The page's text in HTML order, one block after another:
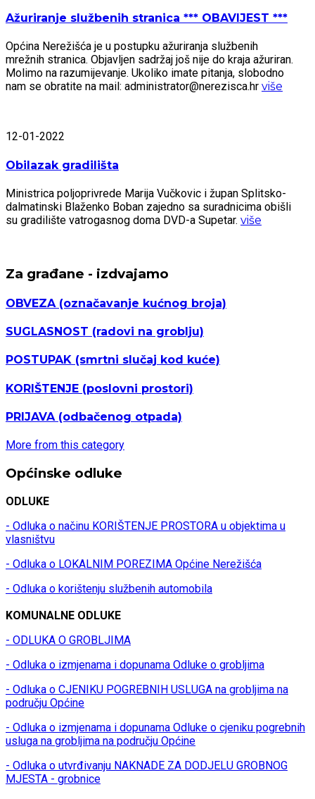
Ažuriranje službenih stranica *** OBAVIJEST ***
Općina Nerežišća je u postupku ažuriranja službenih
mrežnih stranica. Objavljen sadržaj još nije do kraja ažuriran.
Molimo na razumijevanje. Ukoliko imate pitanja, slobodno
nam se obratite na mail: administrator@nerezisca.hr više
12-01-2022
Obilazak gradilišta
Ministrica poljoprivrede Marija Vučkovic i župan Splitsko-
dalmatinski Blaženko Boban zajedno sa suradnicima obišli
su gradilište vatrogasnog doma DVD-a Supetar. više
Za građane - izdvajamo
OBVEZA(označavanje kućnog broja)
SUGLASNOST (radovi na groblju)
POSTUPAK (smrtni slučaj kod kuće)
KORIŠTENJE (poslovni prostori)
PRIJAVA(odbačenog otpada)
More from this category
Općinske odluke
ODLUKE
- Odluka o načinu KORIŠTENJE PROSTORA u objektima u
vlasništvu
- Odluka o LOKALNIM POREZIMA Općine Nerežišća
- Odluka o korištenju službenih automobila
KOMUNALNE ODLUKE
- ODLUKA O GROBLJIMA
- Odluka o izmjenama i dopunama Odluke o grobljima
- Odluka o CJENIKU POGREBNIH USLUGA na grobljima na
području Općine
- Odluka o izmjenama i dopunama Odluke o cjeniku pogrebnih
usluga na grobljima na području Općine
- Odluka o utvrđivanju NAKNADE ZA DODJELU GROBNOG
MJESTA - grobnice